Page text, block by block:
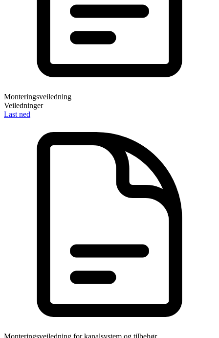
Monteringsveiledning
Veiledninger
Last ned